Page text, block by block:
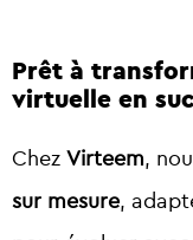
Prêt à
virtuelle en
Chez Virteem,
sur mesure,